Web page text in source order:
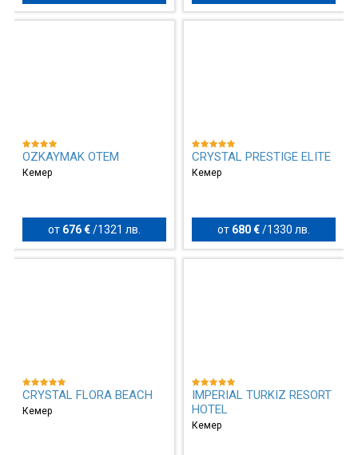
OZKAYMAK OTEM
Кемер
от 676 € / 1321 лв.
CRYSTAL PRESTIGE ELITE
Кемер
от 680 €/ 1330 лв.
CRYSTAL FLORA BEACH
Кемер
IMPERIAL TURKIZ RESORT
HOTEL
Кемер